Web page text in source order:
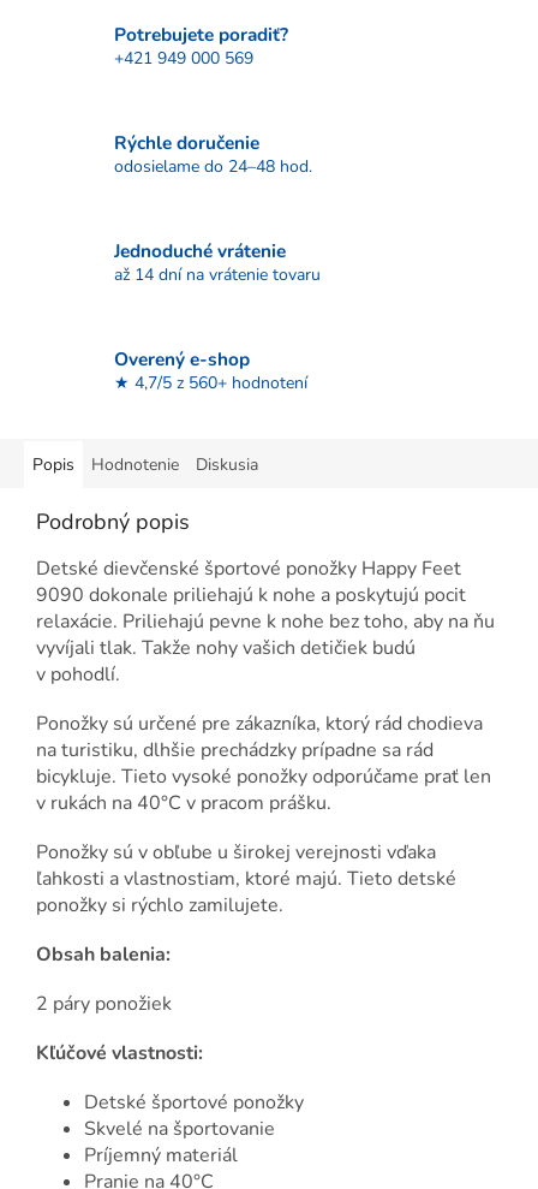
Potrebujete poradiť?
+421 949 000 569
Rýchle doručenie
odosielame do 24–48 hod.
Jednoduché vrátenie
až 14 dní na vrátenie tovaru
Overený e-shop
★ 4,7/5 z 560+ hodnotení
Popis Hodnotenie Diskusia
Podrobný popis
Detské dievčenské športové ponožky Happy Feet
9090 dokonale priliehajú k nohe a poskytujú pocit
relaxácie. Priliehajú pevne k nohe bez toho, aby na ňu
vyvíjali tlak. Takže nohy vašich detičiek budú
v pohodlí.
Ponožky sú určené pre zákazníka, ktorý rád chodieva
na turistiku, dlhšie prechádzky prípadne sa rád
bicykluje. Tieto vysoké ponožky odporúčame prať len
v rukách na 40°C v pracom prášku.
Ponožky sú v obľube u širokej verejnosti vďaka
ľahkosti a vlastnostiam, ktoré majú. Tieto detské
ponožky si rýchlo zamilujete.
Obsah balenia:
2 páry ponožiek
Kľúčové vlastnosti:
Detské športové ponožky
Skvelé na športovanie
Príjemný materiál
Pranie na 40°C